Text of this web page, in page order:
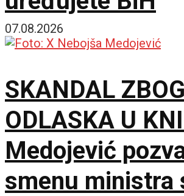
07.08.2026
SKANDAL ZBOG
ODLASKA U
Medojević
smenu ministra